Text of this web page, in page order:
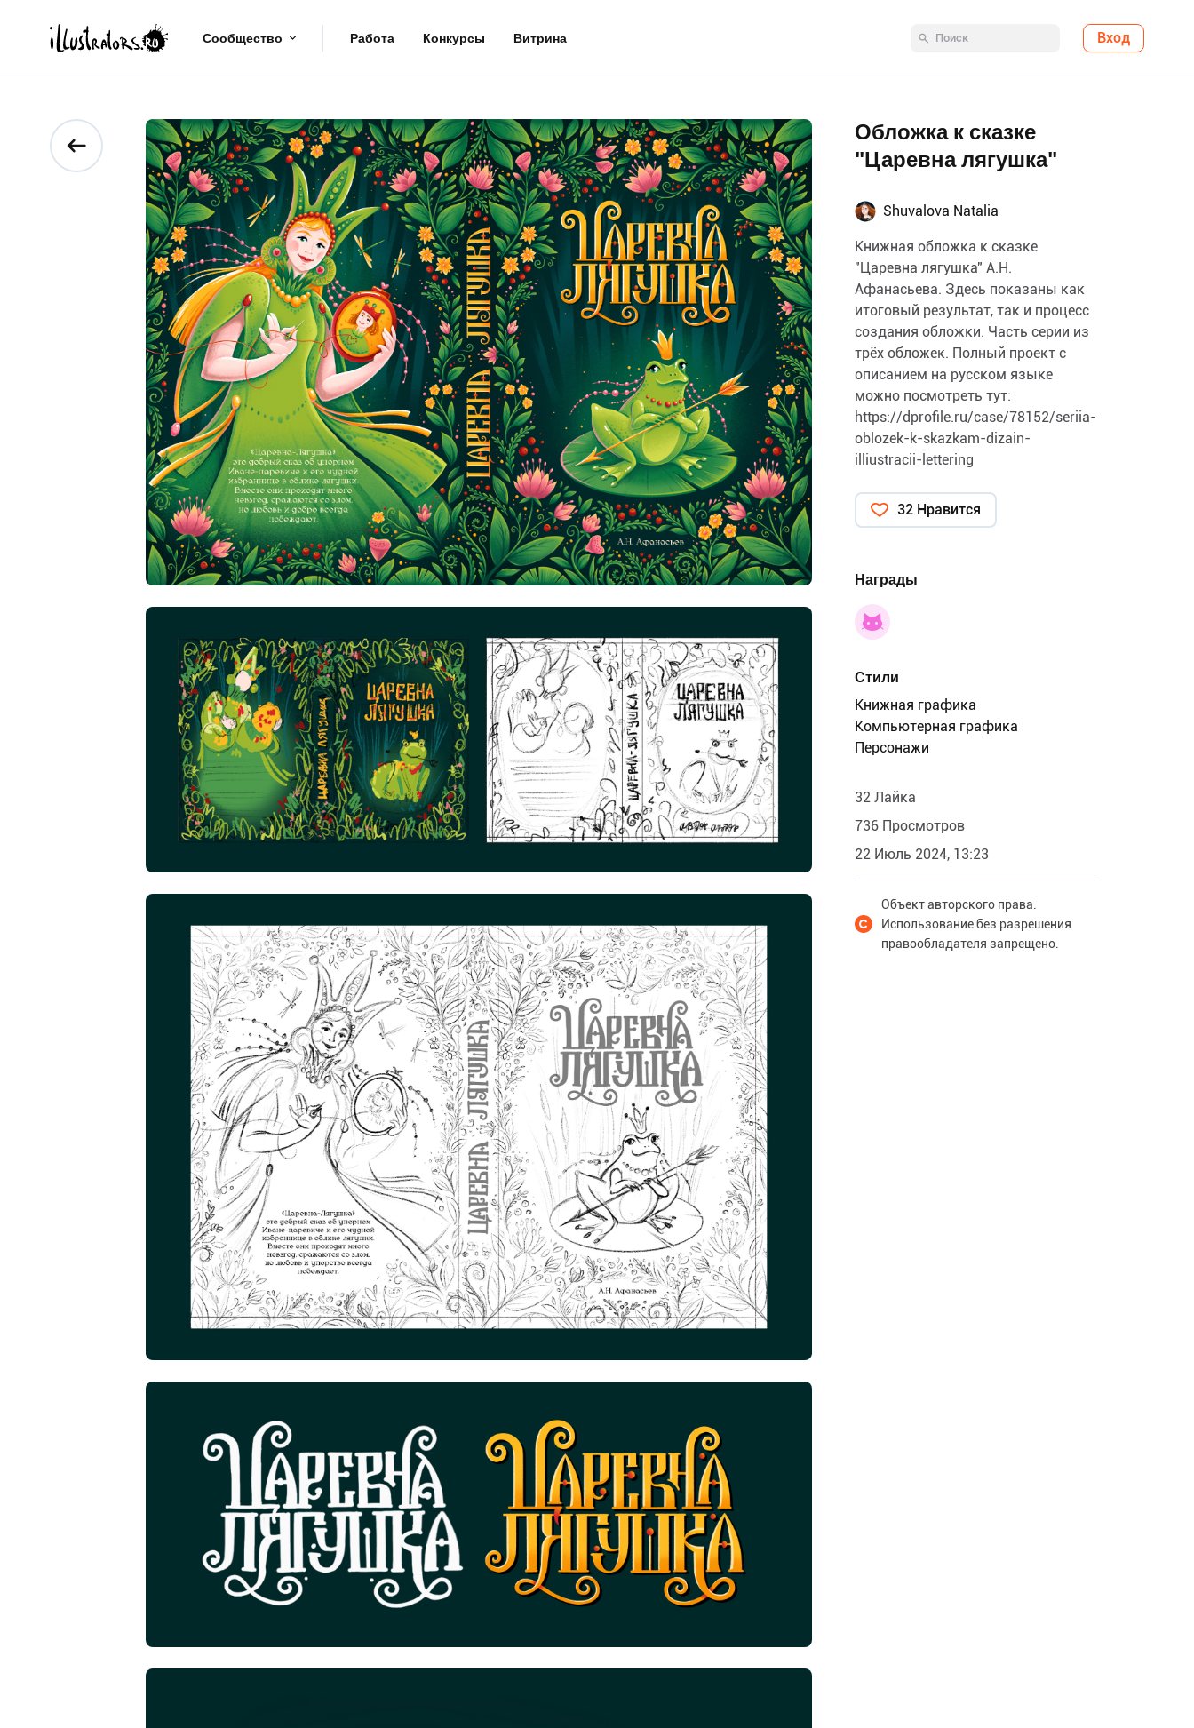
Сообщество Работа Конкурсы Витрина Вход
Обложка к сказке
"Царевна лягушка"
Shuvalova Natalia
Книжная обложка к сказке
"Царевна лягушка" А.Н.
Афанасьева. Здесь показаны как
итоговый результат, так и процесс
создания обложки. Часть серии из
трёх обложек. Полный проект с
описанием на русском языке
можно посмотреть тут:
https://dprofile.ru/case/78152/seriia-
oblozek-k-skazkam-dizain-
illiustracii-lettering
32 Нравится
Награды
Стили
Книжная графика
Компьютерная графика
Персонажи
32 Лайка
736 Просмотров
22 Июль 2024, 13:23
Объект авторского права.
Использование без разрешения
правообладателя запрещено.